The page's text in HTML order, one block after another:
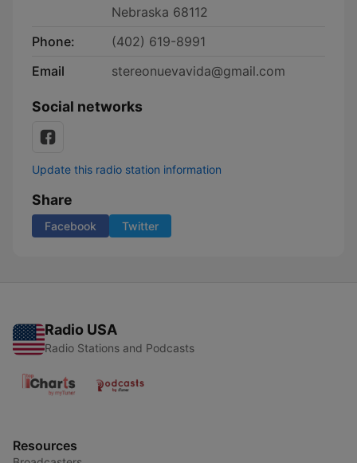
Nebraska 68112
Phone:
(402) 619-8991
Email
stereonuevavida@gmail.com
Social networks
Update this radio station information
Share
Facebook Twitter
Radio USA
Radio Stations and Podcasts
Resources